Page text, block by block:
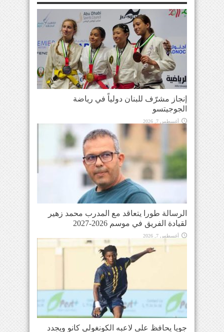
إنجاز مشرّف للبنان دولياً في رياضة
الجوجيتسو
أغسطس 7, 2026
الرسالة طورا يتعاقد مع المدرب محمد زهير
لقيادة الفريق في موسم 2026-2027
أغسطس 7, 2026
جويا يحافظ على لاعبه الكونغولي كانو ويجدد